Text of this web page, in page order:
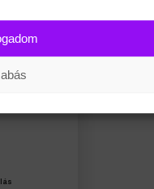
legyen. A jóváhagyott
és képeket az